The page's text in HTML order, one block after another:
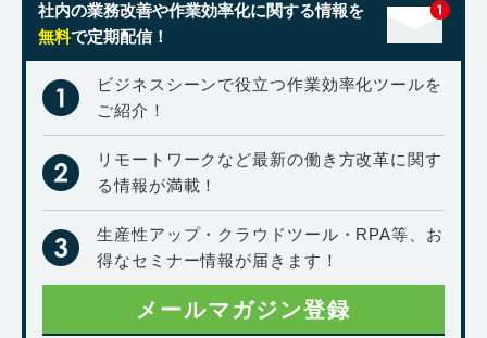
社内の業務改善や作業効率化に関する情報を
無料で定期配信！
ビジネスシーンで役立つ作業効率化ツールを
ご紹介！
リモートワークなど最新の働き方改革に関す
る情報が満載！
生産性アップ・クラウドツール・RPA等、お
得なセミナー情報が届きます！
メールマガジン登録